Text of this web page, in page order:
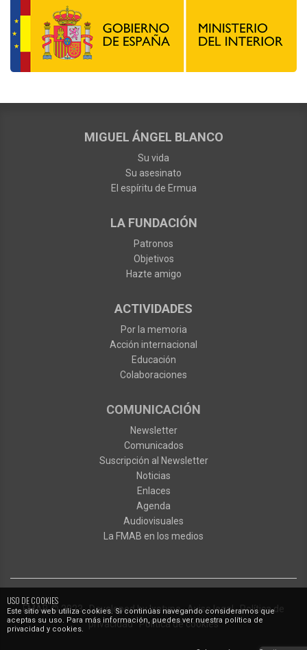
USO DE COOKIES
Este sitio web utiliza cookies. Si continúas navegando consideramos que
aceptas su uso. Para más información, puedes ver nuestra política de
privacidad y cookies.
MIGUEL ÁNGEL BLANCO
Su vida
Su asesinato
El espíritu de Ermua
LA FUNDACIÓN
Patronos
Objetivos
Hazte amigo
ACTIVIDADES
Por la memoria
Acción internacional
Educación
Colaboraciones
COMUNICACIÓN
Newsletter
Comunicados
Suscripción al Newsletter
Noticias
Enlaces
Agenda
Audiovisuales
La FMAB en los medios
FMAB© 2023·Developed byIxotype·Aviso legal·Política de
privacidad·Política de cookies